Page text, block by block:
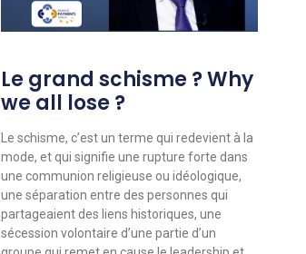
Le grand schisme ? Why
we all lose ?
Le schisme, c’est un terme qui redevient à la
mode, et qui signifie une rupture forte dans
une communion religieuse ou idéologique,
une séparation entre des personnes qui
partageaient des liens historiques, une
sécession volontaire d’une partie d’un